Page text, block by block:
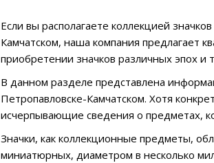
Если вы располагаете коллекцией
Камчатском, наша компания предлагает
приобретении значков различных эпох
В данном разделе представлена
Петропавловске-Камчатском. Хотя
исчерпывающие сведения о предметах,
Значки, как коллекционные предметы,
миниатюрных, диаметром в несколько